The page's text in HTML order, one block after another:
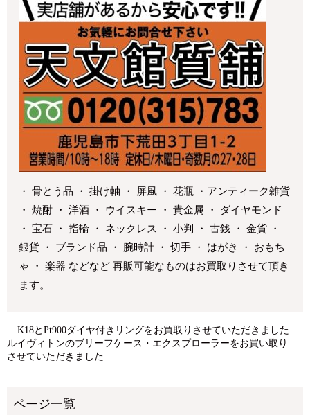
・ 骨とう品 ・ 掛け軸 ・ 屏風 ・ 花瓶 ・アンティーク雑貨
・ 焼酎 ・ 洋酒 ・ ウイスキー ・ 貴金属 ・ ダイヤモンド
・ 宝石 ・ 指輪 ・ ネックレス ・ 小判 ・ 古銭 ・ 金貨 ・
銀貨 ・ ブランド品 ・ 腕時計 ・ 切手 ・ はがき ・ おもち
ゃ ・ 楽器 などなど 再販可能なものはお買取りさせて頂き
ます。
K18とPt900ダイヤ付きリングをお買取りさせていただきました
ルイヴィトンのブリーフケース・エクスプローラーをお買い取り
させていただきました